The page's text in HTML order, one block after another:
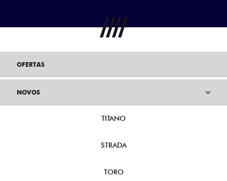
OFERTAS
NOVOS
TITANO
STRADA
TORO